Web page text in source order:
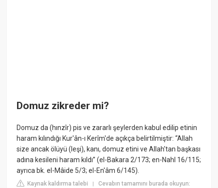
Domuz zikreder mi?
Domuz da (hınzîr) pis ve zararlı şeylerden kabul edilip etinin
haram kılındığı Kur'ân-ı Kerîm'de açıkça belirtilmiştir: “Allah
size ancak ölüyü (leşi), kanı, domuz etini ve Allah'tan başkası
adına kesileni haram kıldı” (el-Bakara 2/173; en-Nahl 16/115;
ayrıca bk. el-Mâide 5/3; el-En'âm 6/145).
Kaynak kaldırma talebi |Cevabın tamamını burada okuyun: